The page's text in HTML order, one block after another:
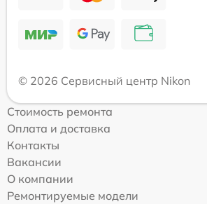
© 2026 Сервисный центр Nikon
Стоимость ремонта
Оплата и доставка
Контакты
Вакансии
О компании
Ремонтируемые модели